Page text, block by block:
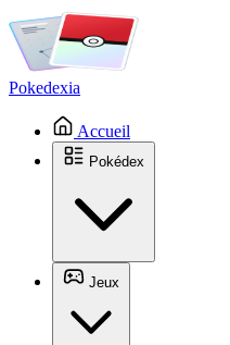
Pokedexia
Accueil